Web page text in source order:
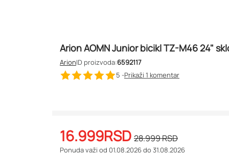
Arion AOMN Junior bicikl TZ-M46 24"
ArionID proizvoda:6592117
5 -Prikaži 1 komentar
16.999RSD 28.999RSD
Ponuda važi od 01.08.2026 do 31.08.2026